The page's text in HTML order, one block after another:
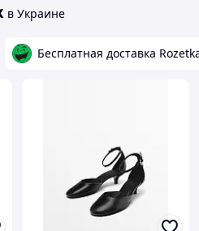
в Украине
Бесплатная доставка